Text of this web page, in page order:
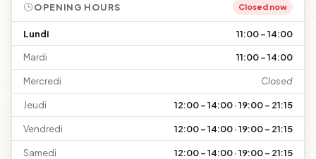
OPENING HOURS Closed now
Lundi 11:00 – 14:00
Mardi 11:00 – 14:00
Mercredi Closed
Jeudi 12:00 – 14:00 · 19:00 – 21:15
Vendredi 12:00 – 14:00 · 19:00 – 21:15
Samedi 12:00 – 14:00 · 19:00 – 21:15